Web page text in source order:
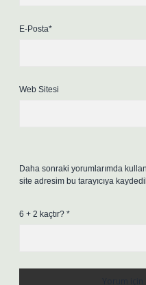
E-Posta*
Web Sitesi
Daha sonraki yorumlarımda
site adresim bu tarayıcıya
6 + 2 kaçtır? *